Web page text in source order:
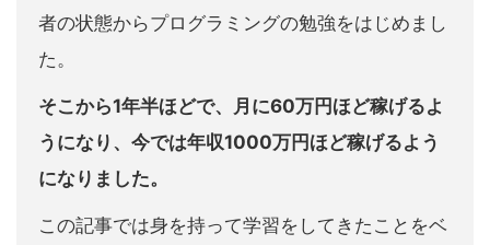
者の状態からプログラミングの勉強をはじめまし
た。
そこから1年半ほどで、月に60万円ほど稼げるよ
うになり、今では年収1000万円ほど稼げるよう
になりました。
この記事では身を持って学習をしてきたことをベ